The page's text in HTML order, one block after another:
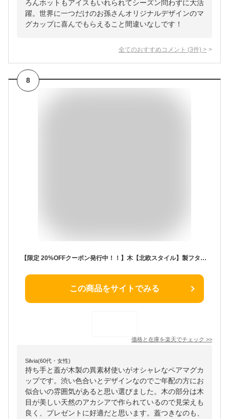
ろんホットもアイスもいれられてシーズン問わずに大活
躍。世界に一つだけのお孫さんオリジナルデザインのマ
グカップに喜んでもらえること間違いなしです！
全てのおすすめコメント (3件) >
8
【限定 20%OFFクーポン発行中！！】木【北欧スタイル】製フタ付きマグカップ 白 黒 2色セット 人気！！ おしゃれ かわいい 落ち着く 大人ぽい 陶器 陶磁器 洋風 珈琲 ティー マグ セット モダン ペア ティーカップ 皿 ソーサー 楽しむ なごむ 重ねる 祝い 結婚 記念品 新生活
この商品をサイトでみる
価格と在庫を楽天でチェック >>
Silvia(60代・女性)
持ち手と蓋が木製の異素材使いがオシャレなペアマグカ
ップです。渋い色合いとデザインなのでご年配の方にお
似合いの雰囲気があると思い選びました。木の部分は木
目が美しい天然のアカシアで作られているので見栄えも
良く、プレゼントに好適だと思います。蓋つきなのも、